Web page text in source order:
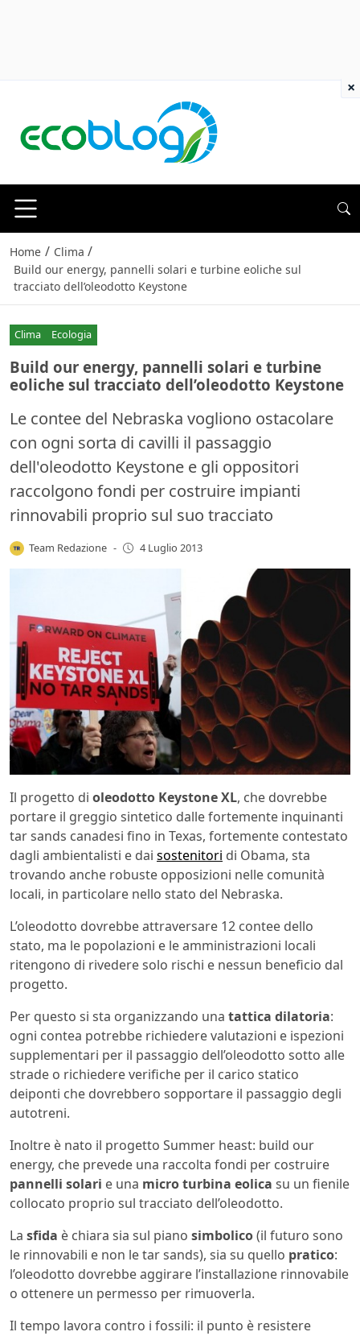
Home / Clima /
Build our energy, pannelli solari e turbine eoliche sul
tracciato dell’oleodotto Keystone
Clima Ecologia
Build our energy, pannelli solari e turbine
eoliche sul tracciato dell’oleodotto Keystone
Le contee del Nebraska vogliono ostacolare
con ogni sorta di cavilli il passaggio
dell'oleodotto Keystone e gli oppositori
raccolgono fondi per costruire impianti
rinnovabili proprio sul suo tracciato
Team Redazione - 4 Luglio 2013
Il progetto di oleodotto Keystone XL, che dovrebbe
portare il greggio sintetico dalle fortemente inquinanti
tar sands canadesi fino in Texas, fortemente contestato
dagli ambientalisti e dai sostenitori di Obama, sta
trovando anche robuste opposizioni nelle comunità
locali, in particolare nello stato del Nebraska.
L’oleodotto dovrebbe attraversare 12 contee dello
stato, ma le popolazioni e le amministrazioni locali
ritengono di rivedere solo rischi e nessun beneficio dal
progetto.
Per questo si sta organizzando una tattica dilatoria:
ogni contea potrebbe richiedere valutazioni e ispezioni
supplementari per il passaggio dell’oleodotto sotto alle
strade o richiedere verifiche per il carico statico
deiponti che dovrebbero sopportare il passaggio degli
autotreni.
Inoltre è nato il progetto Summer heast: build our
energy, che prevede una raccolta fondi per costruire
pannelli solari e una micro turbina eolica su un fienile
collocato proprio sul tracciato dell’oleodotto.
La sfida è chiara sia sul piano simbolico(il futuro sono
le rinnovabili e non le tar sands), sia su quello pratico:
l’oleodotto dovrebbe aggirare l’installazione rinnovabile
o ottenere un permesso per rimuoverla.
Il tempo lavora contro i fossili: il punto è resistere
×